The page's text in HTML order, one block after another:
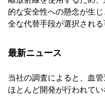
的な安全性への懸念が生
全な代替手段が選択される
最新ニュース
当社の調査によると、血
ほとんど開発が行われて